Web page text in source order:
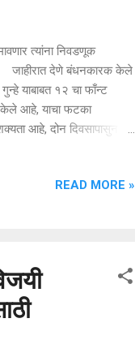
त्यांना निवडणूक
जाहीरात देणे बंधनकारक केले
याबाबत १२ चा फाँन्ट
केले आहे, याचा फटका
आहे, दोन दिवसापासुन
मिळणार याचा परिणांम
READ MORE »